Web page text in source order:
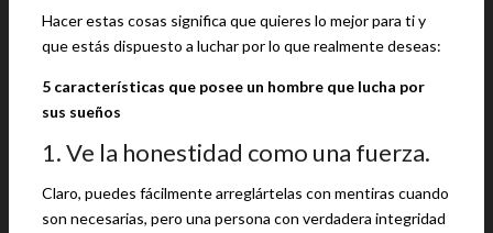
Hacer estas cosas significa que quieres lo mejor para ti y
que estás dispuesto a luchar por lo que realmente deseas:
5 características que posee un hombre que lucha por
sus sueños
1. Ve la honestidad como una fuerza.
Claro, puedes fácilmente arreglártelas con mentiras cuando
son necesarias, pero una persona con verdadera integridad